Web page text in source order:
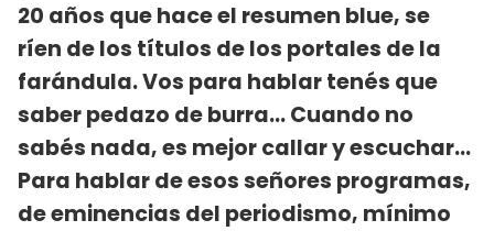
20 años que hace el resumen blue, se
ríen de los títulos de los portales de la
farándula. Vos para hablar tenés que
saber pedazo de burra... Cuando no
sabés nada, es mejor callar y escuchar...
Para hablar de esos señores programas,
de eminencias del periodismo, mínimo